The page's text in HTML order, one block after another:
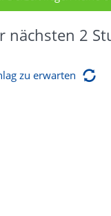
nächsten 2
zu erwarten